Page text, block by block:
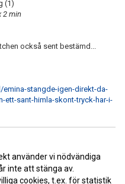
(1)
2 min
också sent bestämd...
stangde-igen-direkt-da-
ett-sant-himla-skont-tryck-har-i-
använder vi nödvändiga
inte att stänga av.
cookies, t.ex. för statistik